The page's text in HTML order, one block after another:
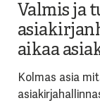
Valmis ja
aikaa
Kolmas asia